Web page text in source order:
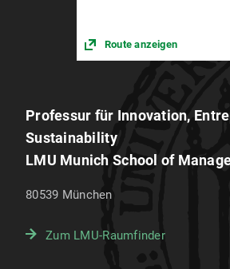
Route anzeigen
Professur für Innovation,
Sustainability
LMU Munich School of
80539 München
Zum LMU-Raumfinder